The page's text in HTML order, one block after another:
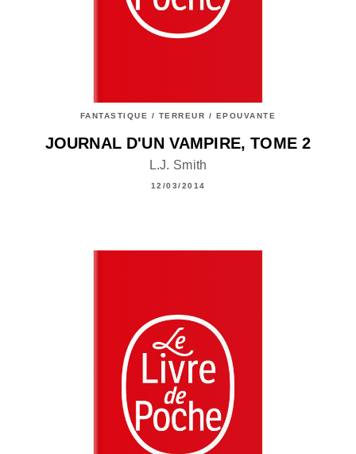
FANTASTIQUE / TERREUR / EPOUVANTE
JOURNAL D'UN VAMPIRE, TOME 2
L.J. Smith
12/03/2014